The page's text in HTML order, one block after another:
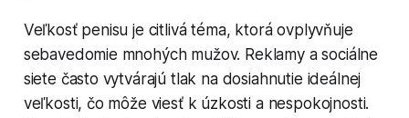
Veľkosť penisu je citlivá téma, ktorá ovplyvňuje
sebavedomie mnohých mužov. Reklamy a sociálne
siete často vytvárajú tlak na dosiahnutie ideálnej
veľkosti, čo môže viesť k úzkosti a nespokojnosti.